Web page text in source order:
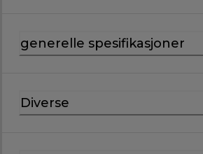
generelle spesifikasjoner
Diverse